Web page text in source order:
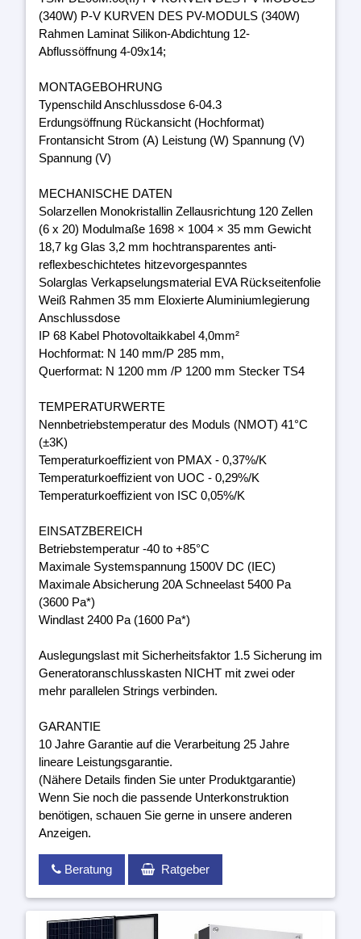
(340W) P-V KURVEN DES PV-MODULS (340W)
Rahmen Laminat Silikon-Abdichtung 12-
Abflussöffnung 4-09x14;
MONTAGEBOHRUNG
Typenschild Anschlussdose 6-04.3
Erdungsöffnung Rückansicht (Hochformat)
Frontansicht Strom (A) Leistung (W) Spannung (V)
Spannung (V)
MECHANISCHE DATEN
Solarzellen Monokristallin Zellausrichtung 120 Zellen
(6 x 20) Modulmaße 1698 × 1004 × 35 mm Gewicht
18,7 kg Glas 3,2 mm hochtransparentes anti-
reflexbeschichtetes hitzevorgespanntes
Solarglas Verkapselungsmaterial EVA Rückseitenfolie
Weiß Rahmen 35 mm Eloxierte Aluminiumlegierung
Anschlussdose
IP 68 Kabel Photovoltaikkabel 4,0mm²
Hochformat: N 140 mm/P 285 mm,
Querformat: N 1200 mm /P 1200 mm Stecker TS4
TEMPERATURWERTE
Nennbetriebstemperatur des Moduls (NMOT) 41°C
(±3K)
Temperaturkoeffizient von PMAX - 0,37%/K
Temperaturkoeffizient von UOC - 0,29%/K
Temperaturkoeffizient von ISC 0,05%/K
EINSATZBEREICH
Betriebstemperatur -40 to +85°C
Maximale Systemspannung 1500V DC (IEC)
Maximale Absicherung 20A Schneelast 5400 Pa
(3600 Pa*)
Windlast 2400 Pa (1600 Pa*)
Auslegungslast mit Sicherheitsfaktor 1.5 Sicherung im
Generatoranschlusskasten NICHT mit zwei oder
mehr parallelen Strings verbinden.
GARANTIE
10 Jahre Garantie auf die Verarbeitung 25 Jahre
lineare Leistungsgarantie.
(Nähere Details finden Sie unter Produktgarantie)
Wenn Sie noch die passende Unterkonstruktion
benötigen, schauen Sie gerne in unsere anderen
Anzeigen.
Beratung Ratgeber